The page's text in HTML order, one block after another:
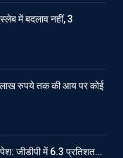
में बदलाव नहीं, 3
रुपये तक की आय पर कोई
जीडीपी में 6.3 प्रतिशत…